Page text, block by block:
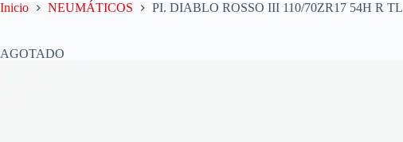
Inicio NEUMÁTICOS PI. DIABLO ROSSO III 110/70ZR17 54H R TL
AGOTADO